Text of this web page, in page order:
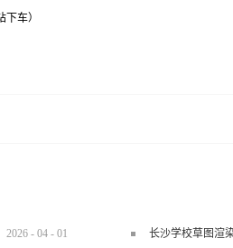
车）
2026 - 04 - 01